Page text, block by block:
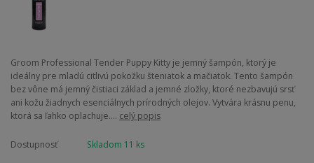
Groom Professional Tender Puppy Kitty je jemný šampón, ktorý je
ideálny pre mladú citlivú pokožku šteniatok a mačiatok. Tento šampón
bez vône má jemný čistiaci základ a jemné zložky, ktoré nezbavujú srsť
ani kožu žiadnych esenciálnych prírodných olejov. Vytvára krásnu penu,
ktorá sa ľahko oplachuje.... celý popis
Dostupnosť Skladom 11 ks